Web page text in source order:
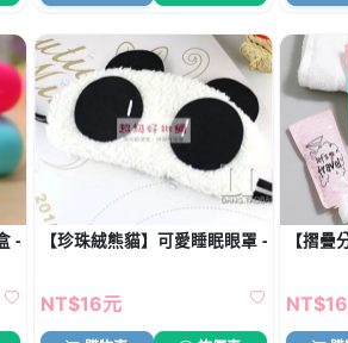
- 糖果色香皂收納盒
【珍珠絨熊貓】可愛睡眠眼罩 - 柔軟舒適
NT$16元
【摺疊